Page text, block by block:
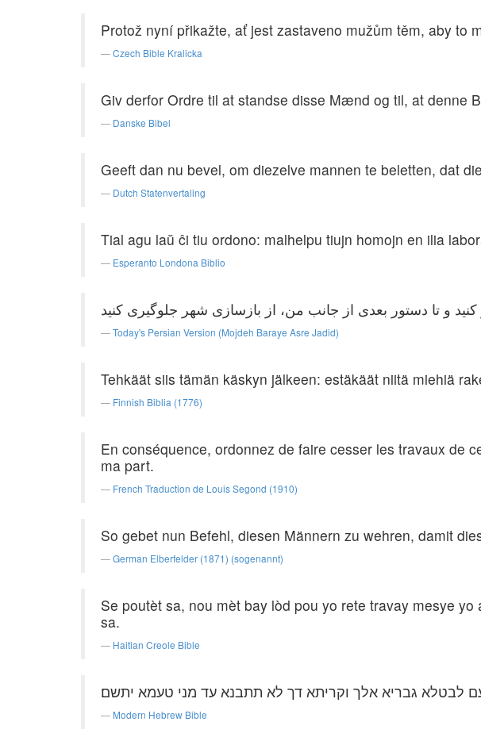
Protož nyní přikažte, ať jest zastaveno mužům těm, aby to
Czech Bible Kralicka
Giv derfor Ordre til at standse disse Mænd og til, at denne
Danske Bibel
Geeft dan nu bevel, om diezelve mannen te beletten, dat
Dutch Statenvertaling
Tial agu laŭ ĉi tiu ordono: malhelpu tiujn homojn en ilia
Esperanto Londona Biblio
Today's Persian Version (Mojdeh Baraye Asre Jadid)
Tehkäät siis tämän käskyn jälkeen: estäkäät niitä miehiä
Finnish Biblia (1776)
En conséquence, ordonnez de faire cesser les travaux de
ma part.
French Traduction de Louis Segond (1910)
So gebet nun Befehl, diesen Männern zu wehren, damit
German Elberfelder (1871) (sogenannt)
Se poutèt sa, nou mèt bay lòd pou yo rete travay mesye
sa.
Haitian Creole Bible
לבטלא גבריא אלך וקריתא דך לא תתבנא עד מני טעמא יתשם׃
Modern Hebrew Bible